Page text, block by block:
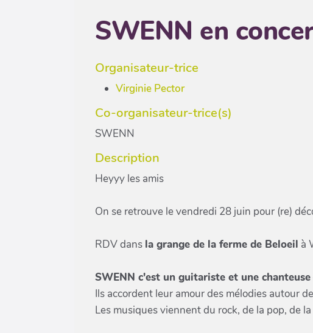
SWENN en
Organisateur-trice
Virginie Pector
Co-organisateur-trice(s)
SWENN
Description
Heyyy les amis
On se retrouve le vendredi 28 juin pour (re)
RDV dans la grange de la ferme de Beloeil à
SWENN c'est un guitariste et une chanteuse
Ils accordent leur amour des mélodies autour
Les musiques viennent du rock, de la pop, de